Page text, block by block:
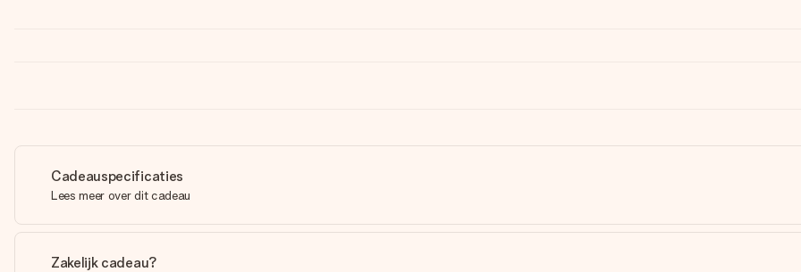
Cadeauspecificaties
Lees meer over dit cadeau
Zakelijk cadeau?